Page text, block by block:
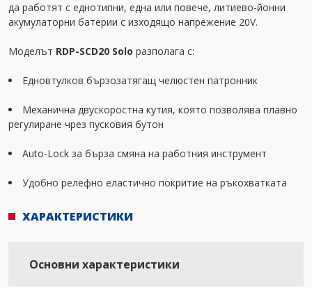
да работят с еднотипни, една или повече, литиево-йонни
акумулаторни батерии с изходящо напрежение 20V.
Моделът RDP-SCD20 Solo разполага с:
Едновтулков бързозатягащ челюстен патронник
Механична двускоростна кутия, която позволява плавно
регулиране чрез пусковия бутон
Auto-Lock за бърза смяна на работния инструмент
Удобно релефно еластично покритие на ръкохватката
ХАРАКТЕРИСТИКИ
Основни характеристики